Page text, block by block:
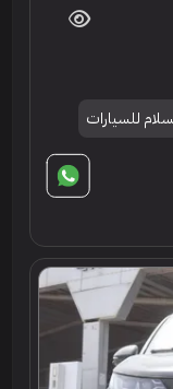
للسيارات